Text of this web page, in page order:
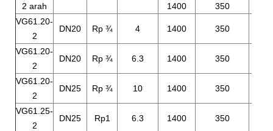
2 arah 1400
350
VG61.20-
2
DN20 Rp ¾ 4 1400 350
VG61.20-
2
DN20 Rp ¾ 6.3 1400 350
VG61.20-
2
DN25 Rp ¾ 10 1400 350
VG61.25-
2
DN25 Rp1 6.3 1400 350